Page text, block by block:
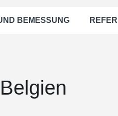
BEMESSUNG